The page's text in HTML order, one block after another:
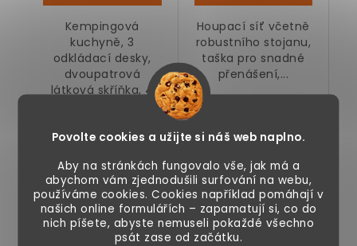
Povolte cookies a užijte si náš web naplno.
Aby na stránkách fungovalo vše, jak má a
abychom vám zjednodušili surfování na webu,
používáme cookies. Cookies například pomáhají v
našich online formulářích – zapamatují si, co do
nich píšete, abyste nemuseli pokaždé všechno
psát zase od začátku.
Kempingová
kuchyně, 3
odkládací desky,
dvoupatrová
látková skříňka, 4
Houpací síť včetně
robustního stojanu,
taška pro snadné
přenášení,...
přenosná sprcha na
12V, antracit
Pikniková deka 200 x
200 cm, modrá